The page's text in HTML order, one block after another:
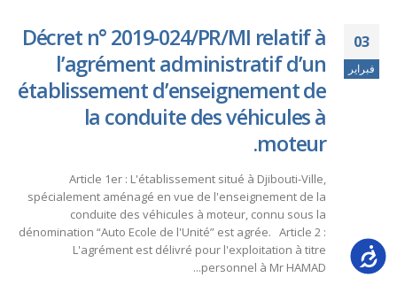
03
فبراير
Décret n° 2019-024/PR/MI relatif à
l’agrément administratif d’un
établissement d’enseignement de
la conduite des véhicules à
moteur.
Article 1er : L'établissement situé à Djibouti-Ville,
spécialement aménagé en vue de l'enseignement de la
conduite des véhicules à moteur, connu sous la
dénomination “Auto Ecole de l'Unité” est agrée. Article 2 :
L'agrément est délivré pour l'exploitation à titre
personnel à Mr HAMAD...